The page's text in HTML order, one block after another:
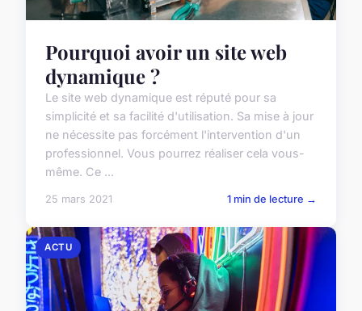
Pourquoi avoir un site web
dynamique ?
Le site web dynamique est réputé pour sa
simplicité et sa facilité d'utilisation. Sa mise à jour
ne nécessite pas forcément l'intervention d'un
professionnel. Vous pourrez réaliser cela vous-
même. Ce ...
25 mars 2021 1 min de lecture →
ACTU